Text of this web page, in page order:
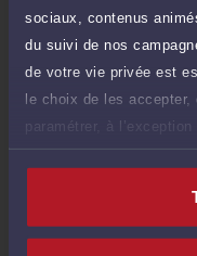
sociaux, contenus
du suivi de nos
de votre vie privée est
le choix de les
paramétrer, à
nécessaires au
Payer
Vous